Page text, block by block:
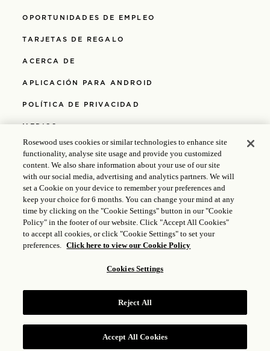
OPORTUNIDADES DE EMPLEO
TARJETAS DE REGALO
ACERCA DE
APLICACIÓN PARA ANDROID
POLÍTICA DE PRIVACIDAD
MEDIOS
APLICACIÓN PARA IOS
POLÍTICAS
ACCESIBILIDAD
REVISTA
POLÍTICA DE COOKIES
© 2025 Rosewood Hotel Group |Licencia ICP: 17035714
Gongan Beian: 31010102004896
Rosewood uses cookies or similar technologies to enhance site
functionality, analyse site usage and provide you customized
content. We also share information about your use of our site
with our social media, advertising and analytics partners. We will
set a Cookie on your device to remember your preferences and
keep your choice for 6 months. You can change your mind at any
time by clicking on the "Cookie Settings" button in our "Cookie
Policy" in the footer of our website. Click "Accept All Cookies"
to accept all cookies, or click "Cookie Settings" to set your
preferences. Click here to view our Cookie Policy
Cookies Settings
Reject All
Accept All Cookies